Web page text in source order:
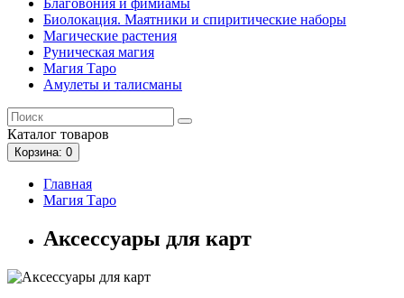
Благовония и фимиамы
Биолокация. Маятники и спиритические наборы
Магические растения
Руническая магия
Магия Таро
Амулеты и талисманы
Каталог товаров
Корзина: 0
Главная
Магия Таро
Аксессуары для карт